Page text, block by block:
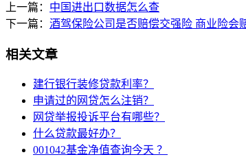
上一篇： 中国进出口数据怎么查
下一篇： 酒驾保险公司是否赔偿交强险 商业险会
相关文章
建行银行装修贷款利率？
申请过的网贷怎么注销？
网贷举报投诉平台有哪些？
什么贷款最好办？
001042基金净值查询今天 ？